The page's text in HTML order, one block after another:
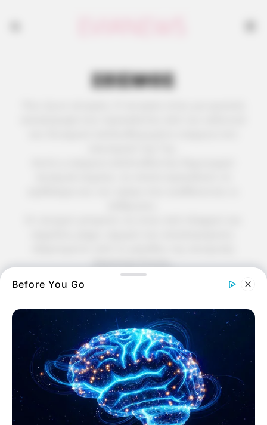
ΣΕΙΣΜΟΣ
η Εύβοια: Νέο μπαράζ
σεισμών στο Προκόπι
12.07.2026, 16:31
Εύβοια: Δείτε τι απέμεινε
όρθιο εκεί που οι τοίχοι
ισοπέδωσαν τα πάντα –
Δεν υπάρχουν λόγια!
8.06.2026, 20:03
Before You Go